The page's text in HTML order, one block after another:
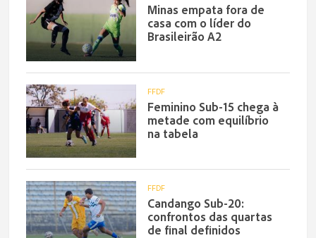
Minas empata fora de
casa com o líder do
Brasileirão A2
FFDF
Feminino Sub-15 chega à
metade com equilíbrio
na tabela
FFDF
Candango Sub-20:
confrontos das quartas
de final definidos